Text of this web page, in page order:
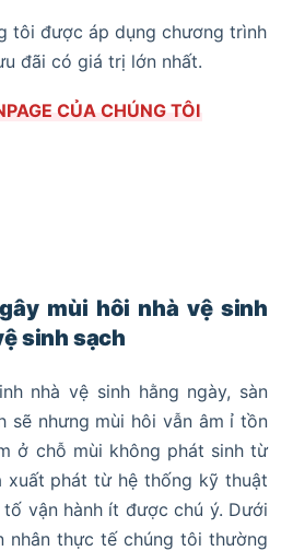
tôi được áp dụng chương trình
đãi có giá trị lớn nhất.
CỦA CHÚNG TÔI
mùi hôi nhà vệ sinh
sinh sạch
nhà vệ sinh hằng ngày, sàn
sẽ nhưng mùi hôi vẫn âm ỉ tồn
ở chỗ mùi không phát sinh từ
xuất phát từ hệ thống kỹ thuật
vận hành ít được chú ý. Dưới
nhân thực tế chúng tôi thường